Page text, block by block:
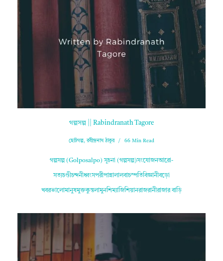
গল্পসল্প || Rabindranath Tagore
ছোটগল্প,রবীন্দ্রনাথ ঠাকুর 66 Min Read
গল্পসল্প (Golposalpo) সূচনা (গল্পসল্প)সংযোজনআরো-
সত্যচণ্ডীচন্দনীধ্বংসপরীপান্নালালবাচস্পতিবিজ্ঞানীবড়ো
খবরভালোমানুষমুক্তকুন্তলামুনশিম্যাজিশিয়ানরাজরানীরাজার বাড়ি